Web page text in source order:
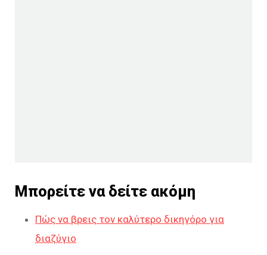
Μπορείτε να δείτε ακόμη
Πώς να βρεις τον καλύτερο δικηγόρο για
διαζύγιο